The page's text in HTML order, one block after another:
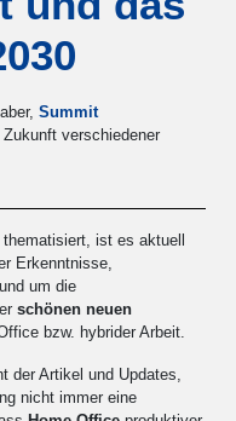
Summit
verschiedener
ist es aktuell
Erkenntnisse,
um die
schönen neuen
bzw. hybrider Arbeit.
der Artikel und Updates,
nicht immer eine